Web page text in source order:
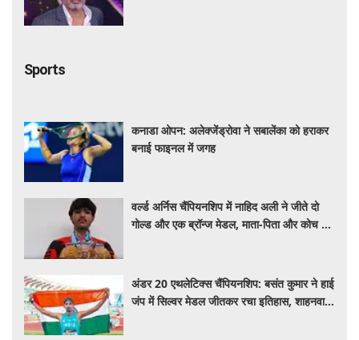
Sports
कनाडा ओपन: अलेक्जेंड्रोवा ने सबालेंका को हराकर
बनाई फाइनल में जगह
वर्ल्ड अर्निस चैंपियनशिप में नाहिद अली ने जीते दो
गोल्ड और एक ब्रॉन्ज मेडल, माता-पिता और कोच को
अंडर 20 एथलेटिक्स चैंपियनशिप: बसंत कुमार ने हाई
जंप में सिल्वर मेडल जीतकर रचा इतिहास, शाहनवाज